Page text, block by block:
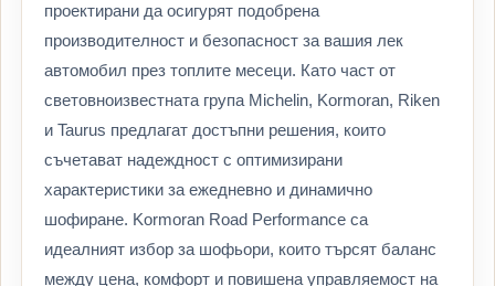
проектирани да осигурят подобрена
производителност и безопасност за вашия лек
автомобил през топлите месеци. Като част от
световноизвестната група Michelin, Kormoran, Riken
и Taurus предлагат достъпни решения, които
съчетават надеждност с оптимизирани
характеристики за ежедневно и динамично
шофиране. Kormoran Road Performance са
идеалният избор за шофьори, които търсят баланс
между цена, комфорт и повишена управляемост на